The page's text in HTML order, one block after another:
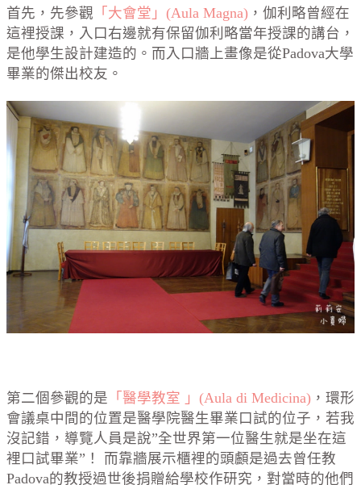
首先，先參觀 「大會堂」(Aula Magna) ，伽利略曾經在
這裡授課，入口右邊就有保留伽利略當年授課的講台，
是他學生設計建造的。而入口牆上畫像是從Padova大學
畢業的傑出校友。
第二個參觀的是 「醫學教室 」(Aula di Medicina) ，環形
會議桌中間的位置是醫學院醫生畢業口試的位子，若我
沒記錯，導覽人員是說”全世界第一位醫生就是坐在這
裡口試畢業”！ 而靠牆展示櫃裡的頭顱是過去曾任教
Padova的教授過世後捐贈給學校作研究，對當時的他們